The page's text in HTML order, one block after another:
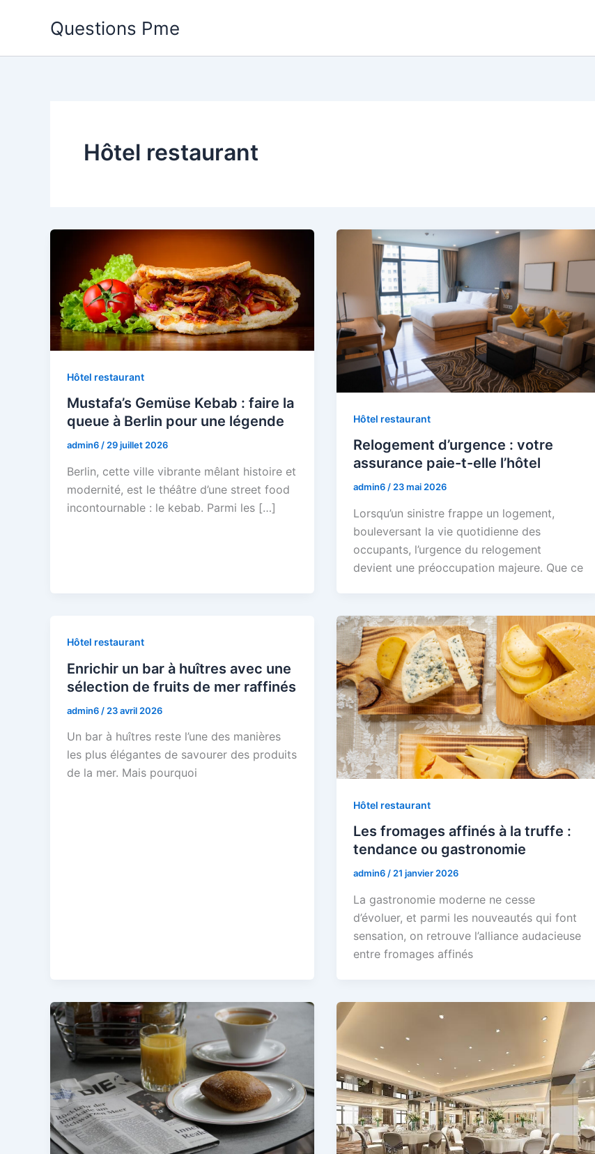
Questions Pme
Hôtel restaurant
Hôtel restaurant
Mustafa’s Gemüse Kebab : faire la
queue à Berlin pour une légende
admin6/29 juillet 2026
Berlin, cette ville vibrante mêlant histoire et
modernité, est le théâtre d’une street food
incontournable : le kebab. Parmi les […]
Hôtel restaurant
Relogement d’urgence : votre
assurance paie-t-elle l’hôtel
admin6/23 mai 2026
Lorsqu’un sinistre frappe un logement,
bouleversant la vie quotidienne des
occupants, l’urgence du relogement
devient une préoccupation majeure. Que ce
Hôtel restaurant
Enrichir un bar à huîtres avec une
sélection de fruits de mer raffinés
admin6 / 23 avril 2026
Un bar à huîtres reste l’une des manières
les plus élégantes de savourer des produits
de la mer. Mais pourquoi
Hôtel restaurant
Les fromages affinés à la truffe :
tendance ou gastronomie
admin6/21 janvier 2026
La gastronomie moderne ne cesse
d’évoluer, et parmi les nouveautés qui font
sensation, on retrouve l’alliance audacieuse
entre fromages affinés